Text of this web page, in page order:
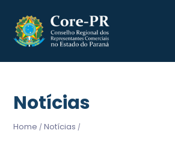
Notícias
Home / Notícias /